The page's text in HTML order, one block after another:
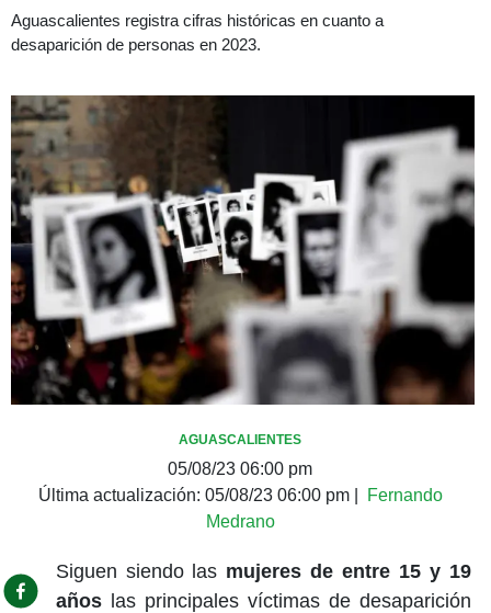
Aguascalientes registra cifras históricas en cuanto a
desaparición de personas en 2023.
AGUASCALIENTES
05/08/23 06:00 pm
Última actualización: 05/08/23 06:00 pm|
Fernando
Medrano
Siguen siendo las mujeres de entre 15 y 19
añoslas principales víctimas de desaparición